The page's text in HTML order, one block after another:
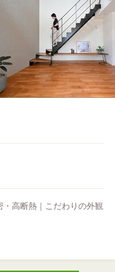
高断熱｜こだわりの外観